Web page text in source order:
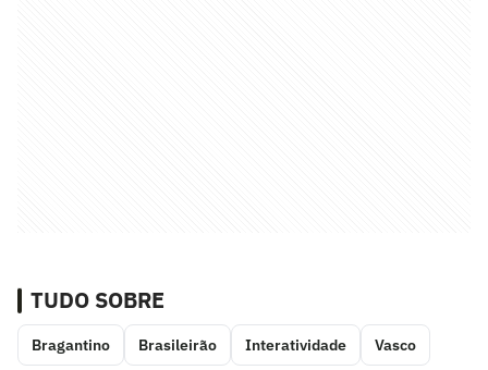
TUDO SOBRE
Bragantino Brasileirão Interatividade Vasco